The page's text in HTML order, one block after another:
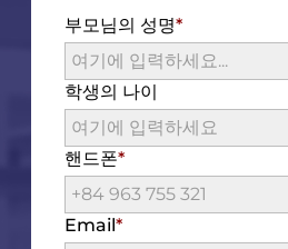
부모님의 성명
학생의 나이
핸드폰
Email